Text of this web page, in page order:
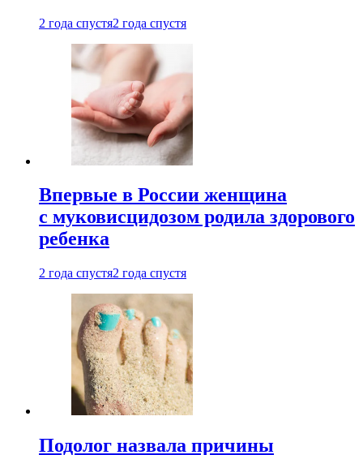
2 года спустя2 года спустя
Впервые в России женщина
с муковисцидозом родила здорового
ребенка
2 года спустя2 года спустя
Подолог назвала причины